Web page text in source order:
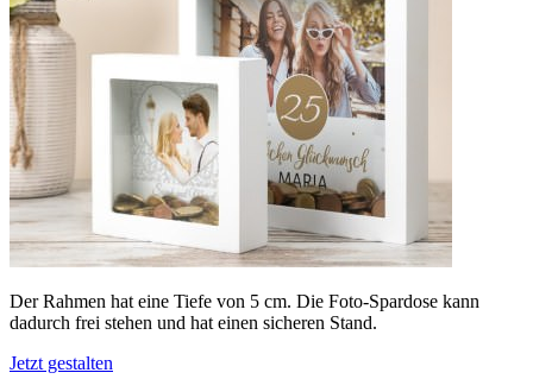
Der Rahmen hat eine Tiefe von 5 cm. Die Foto-Spardose kann
dadurch frei stehen und hat einen sicheren Stand.
Jetzt gestalten